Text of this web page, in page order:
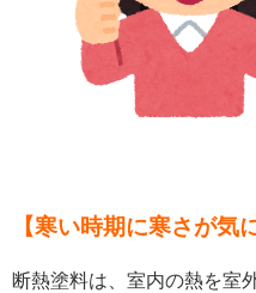
【寒い時期に寒さが気
断熱塗料は、室内の熱を室